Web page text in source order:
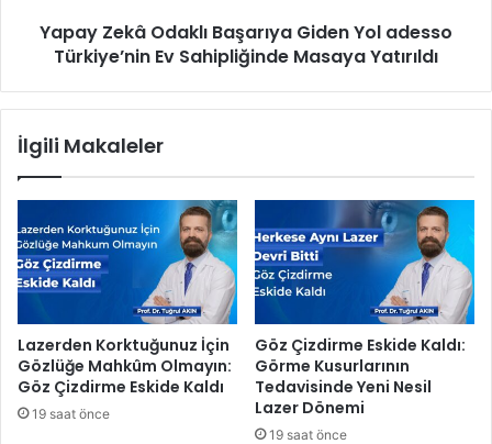
ç
ı
ı
l
ı
ç
ö
k
e
r
a
r
ı
G
e
Yapay Zekâ Odaklı Başarıya Giden Yol adesso
Türkiye’nin Ev Sahipliğinde Masaya Yatırıldı
İlgili Makaleler
Lazerden Korktuğunuz İçin
Gözlüğe Mahkûm Olmayın:
Göz Çizdirme Eskide Kaldı
19 saat önce
Göz Çizdirme Eskide Kaldı:
Görme Kusurlarının
Tedavisinde Yeni Nesil
Lazer Dönemi
19 saat önce